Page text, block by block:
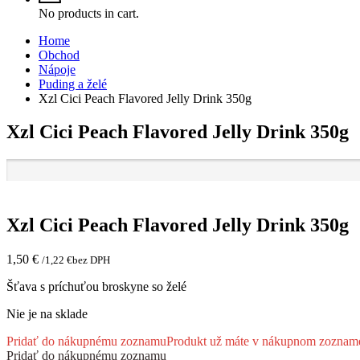
No products in cart.
Home
Obchod
Nápoje
Puding a želé
Xzl Cici Peach Flavored Jelly Drink 350g
Xzl Cici Peach Flavored Jelly Drink 350g
Xzl Cici Peach Flavored Jelly Drink 350g
1,50 € /1,22 €bez DPH
Šťava s príchuťou broskyne so želé
Nie je na sklade
Pridať do nákupnému zoznamuProdukt už máte v nákupnom
Pridať do nákupnému zoznamu